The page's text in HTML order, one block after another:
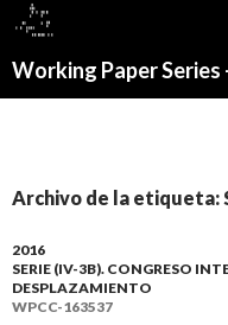
Archivo de la etiqueta:
2016
SERIE (IV-3B). CONGRESO
DESPLAZAMIENTO
WPCC-163537